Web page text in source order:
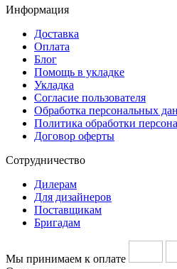
Информация
Доставка
Оплата
Блог
Помощь в укладке
Укладка
Согласие пользователя
Обработка персональных
Политика обработки
Договор оферты
Сотрудничество
Дилерам
Для дизайнеров
Поставщикам
Бригадам
Мы принимаем к оплате